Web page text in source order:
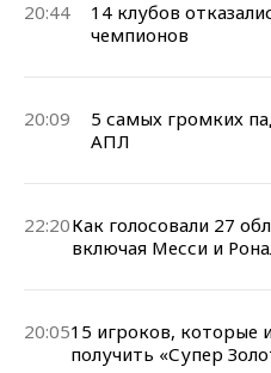
20:44
14 клубов
чемпионов
20:09
5 самых громких
АПЛ
22:20Как голосовали 27
включая Месси и
20:0515 игроков,
получить «Супер